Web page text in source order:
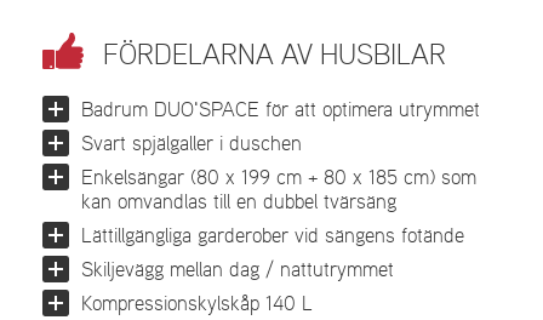
FÖRDELARNA AV HUSBILAR
Badrum DUO'SPACE för att optimera utrymmet
Svart spjälgaller i duschen
Enkelsängar (80 x 199 cm + 80 x 185 cm) som
kan omvandlas till en dubbel tvärsäng
Lättillgängliga garderober vid sängens fotände
Skiljevägg mellan dag / nattutrymmet
Kompressionskylskåp 140 L